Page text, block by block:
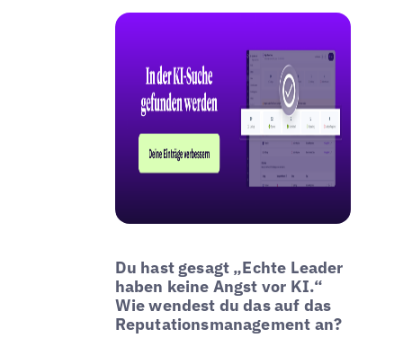
Du hast gesagt „Echte Leader
haben keine Angst vor KI.“
Wie wendest du das auf das
Reputationsmanagement an?